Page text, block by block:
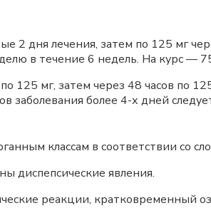
2 дня лечения, затем по 125 мг
в течение 6 недель. На курс —
мг, затем через 48 часов по
заболевания более 4-х дней
классам в соответствии со
диспепсические явления.
реакции, кратковременный